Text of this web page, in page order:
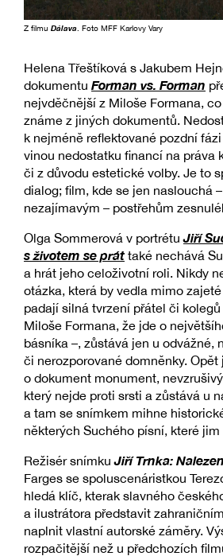
Z filmu Dálava . Foto MFF Karlovy Vary
Helena Třeštíková s Jakubem
dokumentu Forman vs. Forman
nejvděčnější z Miloše Formana,
známe z jiných dokumentů.
k nejméně reflektované pozdní
vinou nedostatku financí na práva
či z důvodu estetické volby. Je to
dialog; film, kde se jen naslouchá
nezajímavým – postřehům
Olga Sommerová v portrétuJiří
s životem se prát také nechává
a hrát jeho celoživotní roli. Nikdy
otázka, která by vedla mimo
padají silná tvrzení přátel či kolegů
Miloše Formana, že jde o
básníka –, zůstává jen u odvážné,
či nerozporované domněnky.
o dokument monument,
který nejde proti srsti a zůstává u
a tam se snímkem mihne
některých Suchého písní, které
Režisér snímkuJiří Trnka:
Farges se spoluscenáristkou
hledá klíč, kterak slavného
a ilustrátora představit
naplnit vlastní autorské záměry.
rozpačitější než u předchozích